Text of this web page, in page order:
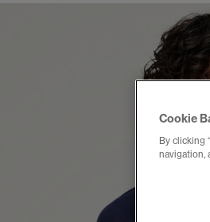
Cookie
By clicking
navigation,